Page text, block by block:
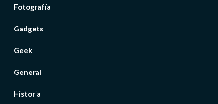
Fotografía
Gadgets
Geek
General
Historia